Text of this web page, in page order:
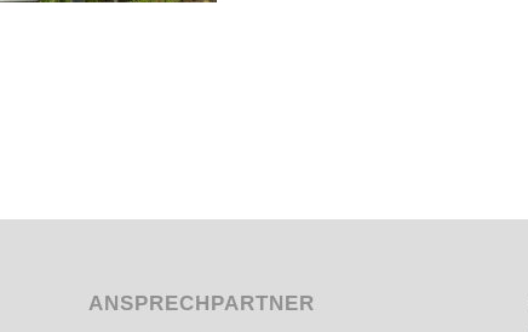
ANSPRECHPARTNER